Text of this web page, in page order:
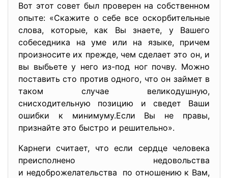
Вот этот совет был проверен на собственном
опыте: «Скажите о себе все оскорбительные
слова, которые, как Вы знаете, у Вашего
собеседника на уме или на языке, причем
произносите их прежде, чем сделает это он, и
вы выбьете у него из-под ног почву. Можно
поставить сто против одного, что он займет в
таком случае великодушную,
снисходительную позицию и сведет Ваши
ошибки к минимуму.Если Вы не правы,
признайте это быстро и решительно».
Карнеги считает, что если сердце человека
преисполнено недовольства
и недоброжелательства по отношению к Вам,